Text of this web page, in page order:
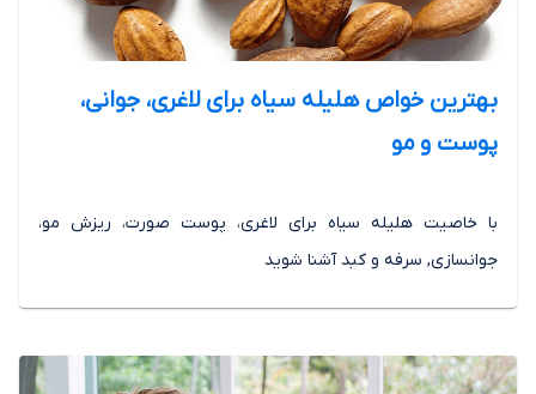
بهترین خواص هلیله سیاه برای لاغری، جوانی،
پوست و مو
با خاصیت هلیله سیاه برای لاغری، پوست صورت، ریزش مو،
جوانسازی, سرفه و کبد آشنا شوید